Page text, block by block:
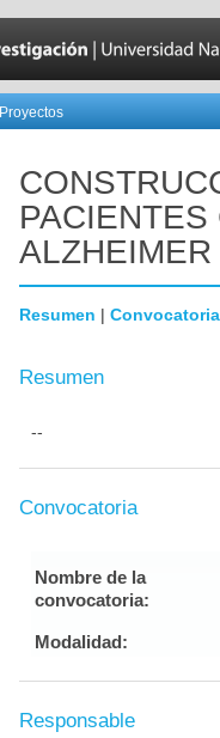
Proyectos
ALZHEIMER
Resumen | Convocatoria
Resumen
--
Convocatoria
Nombre de la
convocatoria:
Modalidad:
Responsable